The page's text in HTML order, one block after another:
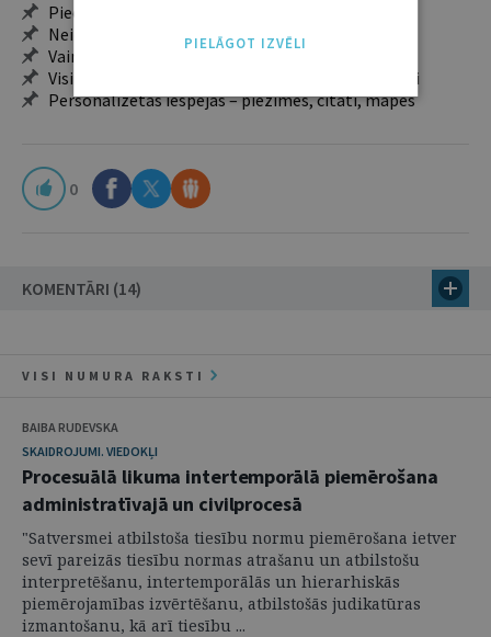
Pieeja jaunākajam izdevumam
Neierobežota pieeja arhīvam – 24 h/7 d.
Vairāk nekā 18 000 rakstu un 2000 autoru
Visi tematiskie numuri un ikgadējie grāmatžurnāli
Personalizētās iespējas – piezīmes, citāti, mapes
0
KOMENTĀRI (14)
VISI NUMURA RAKSTI
BAIBA RUDEVSKA
SKAIDROJUMI. VIEDOKĻI
Procesuālā likuma intertemporālā piemērošana
administratīvajā un civilprocesā
"Satversmei atbilstoša tiesību normu piemērošana ietver
sevī pareizās tiesību normas atrašanu un atbilstošu
interpretēšanu, intertemporālās un hierarhiskās
piemērojamības izvērtēšanu, atbilstošās judikatūras
izmantošanu, kā arī tiesību ...
PIELĀGOT IZVĒLI